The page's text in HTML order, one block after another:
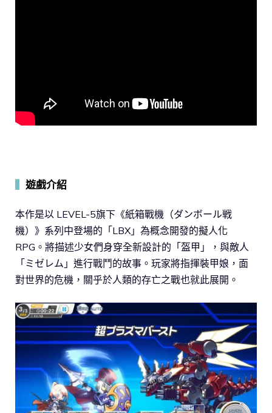
遊戲介紹
本作是以 LEVEL-5旗下《紙箱戰機（ダンボール戦
機）》系列中登場的「LBX」為概念開發的擬人化
RPG。將描述少女們身穿全新設計的「盔甲」，與敵人
「ミゼレム」進行戰鬥的故事。玩家將指揮裝甲娘，面
對世界的危機，關乎於人類的存亡之戰也就此展開。